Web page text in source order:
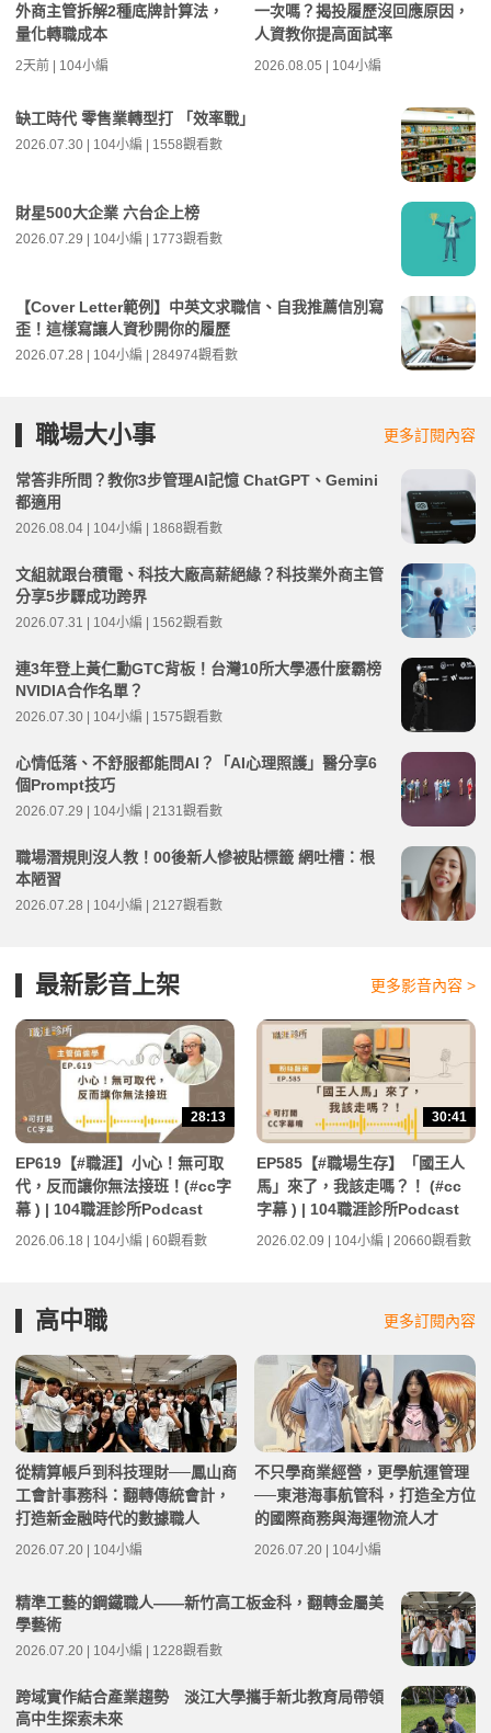
外商主管拆解2種底牌計算法，
量化轉職成本
2天前 | 104小編
一次嗎？揭投履歷沒回應原因，
人資教你提高面試率
2026.08.05 | 104小編
缺工時代 零售業轉型打 「效率戰」
2026.07.30 | 104小編 | 1558觀看數
財星500大企業 六台企上榜
2026.07.29 | 104小編 | 1773觀看數
【Cover Letter範例】中英文求職信、自我推薦信別寫
歪！這樣寫讓人資秒開你的履歷
2026.07.28 | 104小編 | 284974觀看數
職場大小事 更多訂閱內容
常答非所問？教你3步管理AI記憶 ChatGPT、Gemini
都適用
2026.08.04 | 104小編 | 1868觀看數
文組就跟台積電、科技大廠高薪絕緣？科技業外商主管
分享5步驟成功跨界
2026.07.31 | 104小編 | 1562觀看數
連3年登上黃仁勳GTC背板！台灣10所大學憑什麼霸榜
NVIDIA合作名單？
2026.07.30 | 104小編 | 1575觀看數
心情低落、不舒服都能問AI？「AI心理照護」醫分享6
個Prompt技巧
2026.07.29 | 104小編 | 2131觀看數
職場潛規則沒人教！00後新人慘被貼標籤 網吐槽：根
本陋習
2026.07.28 | 104小編 | 2127觀看數
最新影音上架 更多影音內容 >
28:13
EP619【#職涯】小心！無可取
代，反而讓你無法接班！(#cc字
幕 ) | 104職涯診所Podcast
2026.06.18 | 104小編 | 60觀看數
30:41
EP585【#職場生存】「國王人
馬」來了，我該走嗎？！ (#cc
字幕 ) | 104職涯診所Podcast
2026.02.09 | 104小編 | 20660觀看數
高中職 更多訂閱內容
從精算帳戶到科技理財──鳳山商
工會計事務科：翻轉傳統會計，
打造新金融時代的數據職人
2026.07.20 | 104小編
不只學商業經營，更學航運管理
──東港海事航管科，打造全方位
的國際商務與海運物流人才
2026.07.20 | 104小編
精準工藝的鋼鐵職人——新竹高工板金科，翻轉金屬美
學藝術
2026.07.20 | 104小編 | 1228觀看數
跨域實作結合產業趨勢 淡江大學攜手新北教育局帶領
高中生探索未來